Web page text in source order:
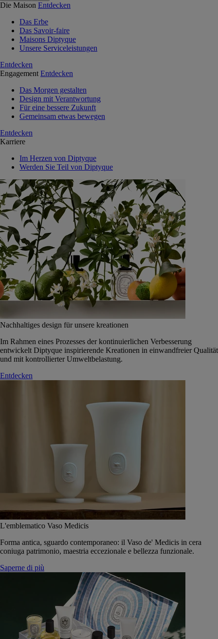
Die Maison Entdecken
Das Erbe
Das Savoir-faire
Maisons Diptyque
Unsere Serviceleistungen
Entdecken
Engagement Entdecken
Das Morgen gestalten
Design mit Verantwortung
Für eine bessere Zukunft
Gemeinsam etwas bewegen
Entdecken
Karriere
Im Herzen von Diptyque
Werden Sie Teil von Diptyque
Nachhaltiges design für unsere kreationen
Im Rahmen eines Prozesses der kontinuierlichen Verbesserung
entwickelt Diptyque inspirierende Kreationen in einwandfreier Qualität
und mit kontrollierter Umweltbelastung.
Entdecken
L'emblematico Vaso Medicis
Forma antica, sguardo contemporaneo: il Vaso de' Medicis in cera
coniuga patrimonio, maestria eccezionale e bellezza funzionale.
Saperne di più